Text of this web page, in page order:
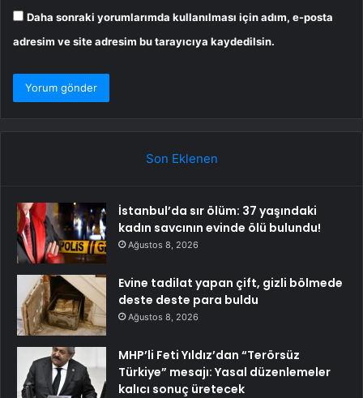
Daha sonraki yorumlarımda kullanılması için adım, e-posta
adresim ve site adresim bu tarayıcıya kaydedilsin.
Son Eklenen
İstanbul’da sır ölüm: 37 yaşındaki
kadın savcının evinde ölü bulundu!
Ağustos 8, 2026
Evine tadilat yapan çift, gizli bölmede
deste deste para buldu
Ağustos 8, 2026
MHP’li Feti Yıldız’dan “Terörsüz
Türkiye” mesajı: Yasal düzenlemeler
kalıcı sonuç üretecek